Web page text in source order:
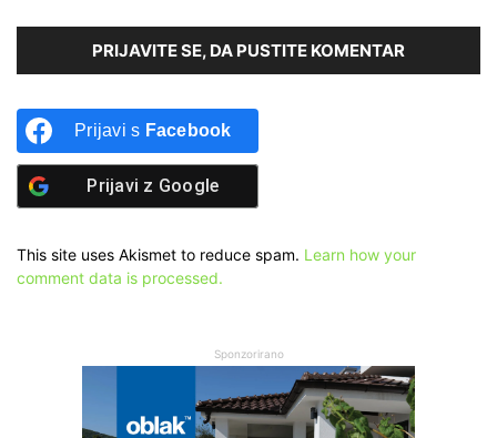
PRIJAVITE SE, DA PUSTITE KOMENTAR
Prijavi s Facebook
Prijavi z Google
This site uses Akismet to reduce spam. Learn how your
comment data is processed.
Sponzorirano